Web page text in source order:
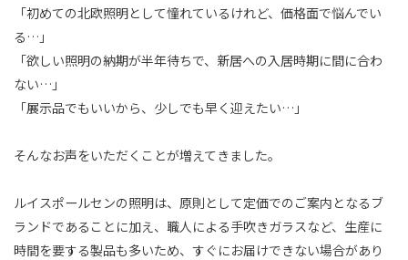
「初めての北欧照明として憧れているけれど、価格面で悩んでい
る…」
「欲しい照明の納期が半年待ちで、新居への入居時期に間に合わ
ない…」
「展示品でもいいから、少しでも早く迎えたい…」
そんなお声をいただくことが増えてきました。
ルイスポールセンの照明は、原則として定価でのご案内となるブ
ランドであることに加え、職人による手吹きガラスなど、生産に
時間を要する製品も多いため、すぐにお届けできない場合があり